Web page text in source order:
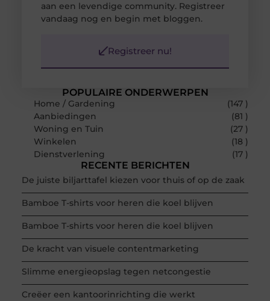
POPULAIRE ONDERWERPEN
Home / Gardening
(147 )
Aanbiedingen
(81 )
Woning en Tuin
(27 )
Winkelen
(18 )
Dienstverlening
(17 )
RECENTE BERICHTEN
De juiste biljarttafel kiezen voor thuis of op de zaak
Bamboe T-shirts voor heren die koel blijven
Bamboe T-shirts voor heren die koel blijven
De kracht van visuele contentmarketing
Slimme energieopslag tegen netcongestie
Creëer een kantoorinrichting die werkt
aan een levendige community. Registreer
vandaag nog en begin met bloggen.
Registreer nu!